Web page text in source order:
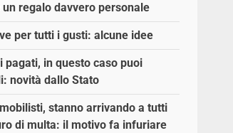
regalo davvero personale
per tutti i gusti: alcune idee
pagati, in questo caso puoi
novità dallo Stato
stanno arrivando a tutti
di multa: il motivo fa infuriare